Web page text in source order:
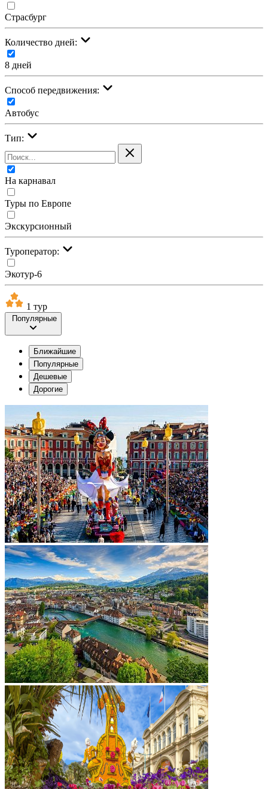
Страсбург
Количество дней:
8 дней
Cпособ передвижения:
Автобус
Тип:
На карнавал
Туры по Европе
Экскурсионный
Туроператор:
Экотур-6
1 тур
Популярные
Ближайшие
Популярные
Дешевые
Дорогие